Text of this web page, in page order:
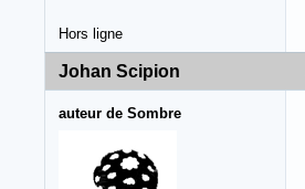
Hors ligne
Johan Scipion
auteur de Sombre